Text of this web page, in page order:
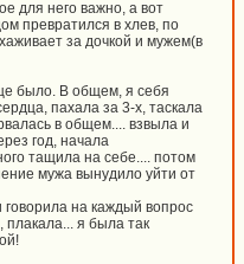
для него важно, а вот
превратился в хлев, по
за дочкой и мужем(в
было. В общем, я себя
пахала за 3-х, таскала
в общем.... взвыла и
год, начала
тащила на себе.... потом
мужа вынудило уйти от
на каждый вопрос
плакала... я была так